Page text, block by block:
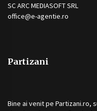
SC ARC MEDIASOFT SRL
office@e-agentie.ro
Partizani
Bine ai venit pe Partizani.ro,